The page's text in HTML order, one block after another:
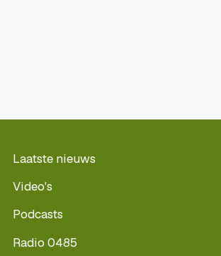
Laatste nieuws
Video's
Podcasts
Radio 0485